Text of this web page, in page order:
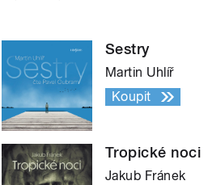
Sestry
Martin Uhlíř
Koupit
Tropické noci
Jakub Fránek